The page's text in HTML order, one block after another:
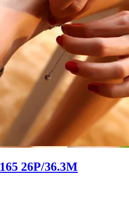
26P/36.3M